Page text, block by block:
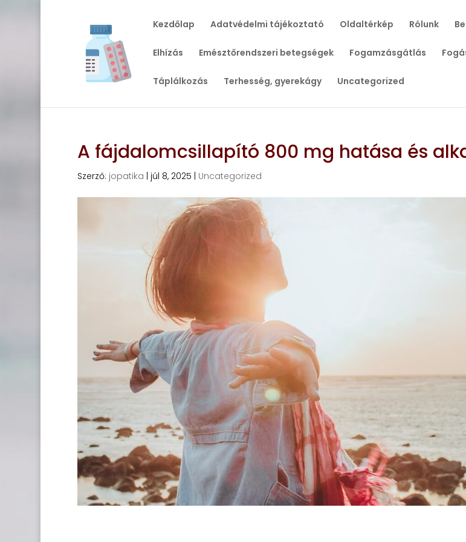
Kezdőlap Adatvédelmi tájékoztató Oldaltérkép Rólunk
Elhízás Emésztőrendszeri betegségek Fogamzásgátlás
Táplálkozás Terhesség, gyerekágy Uncategorized
A fájdalomcsillapító 800 mg hatása és
Szerző: jopatika júl 8, 2025 Uncategorized